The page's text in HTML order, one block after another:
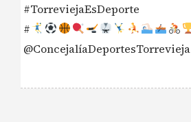
#TorreviejaEsDeporte
#
@ConcejalíaDeportesTorrevieja